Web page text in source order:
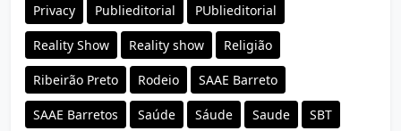
Privacy Publieditorial PUblieditorial
Reality Show Reality show Religião
Ribeirão Preto Rodeio SAAE Barreto
SAAE Barretos Saúde Sáude Saude SBT